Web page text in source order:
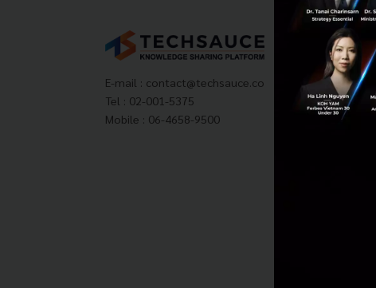
E-mail : contact@techsauce.co
Tel : 02-001-5375
Mobile : 06-4658-9500
About
Privacy
ส่งบทความ